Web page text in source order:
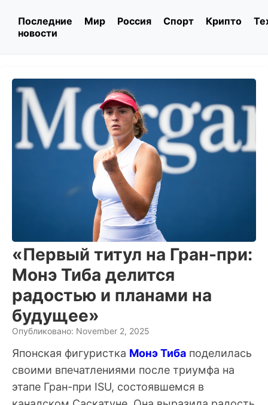
Последние
новости
Мир Россия Спорт Крипто
«Первый титул на Гран-при:
Монэ Тиба делится
радостью и планами на
будущее»
Опубликовано: November 2, 2025
Японская фигуристка Монэ Тиба поделилась
своими впечатлениями после триумфа на
этапе Гран-при ISU, состоявшемся в